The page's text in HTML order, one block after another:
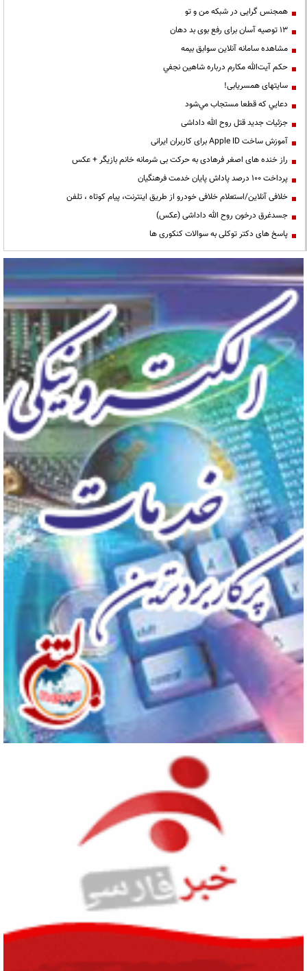
همجنس گرایی در شبکه من و تو
13 توصیه آسان برای رفع بوی بد دهان
مشاهده سامانه آنلاين سوابق بیمه
حكم آيت‌الله مكارم درباره شاهين نجفي
سایتهای همسریابی!
دعايي كه قطعا مستجاب مي‌شود
جزئیات جدید قتل روح الله داداشی
آموزش ساخت Apple ID برای کاربران ایرانی
راز خنده های اصغر فرهادی به حرکت بی شرمانه خانم بازیگر + عکس
پرداخت ۱۰۰ درصد پاداش پایان خدمت فرهنگیان
خلافی آنلاین/استعلام خلافی خودرو از طریق اینترنت، پیام کوتاه ، تلفن
جسدغرق درخون روح الله داداشی (عکس)
پاسخ های دکتر توکلی به سوالات کنکوری ها